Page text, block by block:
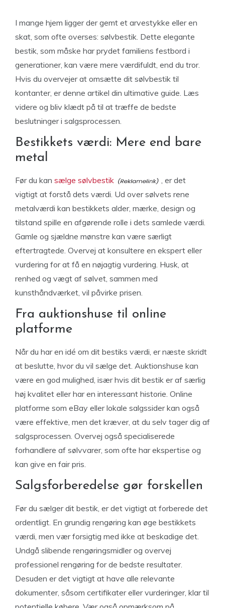
I mange hjem ligger der gemt et arvestykke eller en
skat, som ofte overses: sølvbestik. Dette elegante
bestik, som måske har prydet familiens festbord i
generationer, kan være mere værdifuldt, end du tror.
Hvis du overvejer at omsætte dit sølvbestik til
kontanter, er denne artikel din ultimative guide. Læs
videre og bliv klædt på til at træffe de bedste
beslutninger i salgsprocessen.
Bestikkets værdi: Mere end bare
metal
Før du kan sælge sølvbestik
, er det
vigtigt at forstå dets værdi. Ud over sølvets rene
metalværdi kan bestikkets alder, mærke, design og
tilstand spille en afgørende rolle i dets samlede værdi.
Gamle og sjældne mønstre kan være særligt
eftertragtede. Overvej at konsultere en ekspert eller
vurdering for at få en nøjagtig vurdering. Husk, at
renhed og vægt af sølvet, sammen med
kunsthåndværket, vil påvirke prisen.
Fra auktionshuse til online
platforme
Når du har en idé om dit bestiks værdi, er næste skridt
at beslutte, hvor du vil sælge det. Auktionshuse kan
være en god mulighed, især hvis dit bestik er af særlig
høj kvalitet eller har en interessant historie. Online
platforme som eBay eller lokale salgssider kan også
være effektive, men det kræver, at du selv tager dig af
salgsprocessen. Overvej også specialiserede
forhandlere af sølvvarer, som ofte har ekspertise og
kan give en fair pris.
Salgsforberedelse gør forskellen
Før du sælger dit bestik, er det vigtigt at forberede det
ordentligt. En grundig rengøring kan øge bestikkets
værdi, men vær forsigtig med ikke at beskadige det.
Undgå slibende rengøringsmidler og overvej
professionel rengøring for de bedste resultater.
Desuden er det vigtigt at have alle relevante
dokumenter, såsom certifikater eller vurderinger, klar til